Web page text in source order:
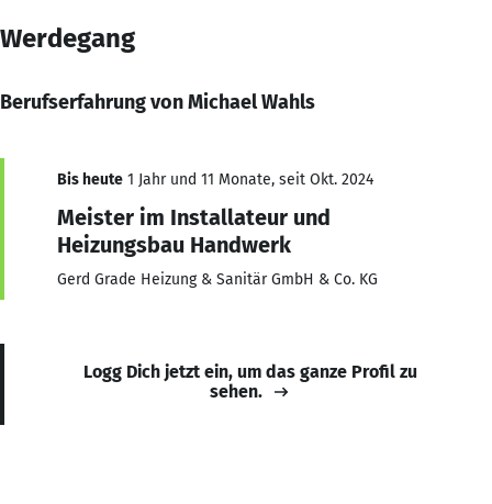
Werdegang
Berufserfahrung von Michael Wahls
Bis heute 1 Jahr und 11 Monate, seit Okt. 2024
Meister im Installateur und
Heizungsbau Handwerk
Gerd Grade Heizung & Sanitär GmbH & Co. KG
Logg Dich jetzt ein, um das ganze Profil zu
sehen.